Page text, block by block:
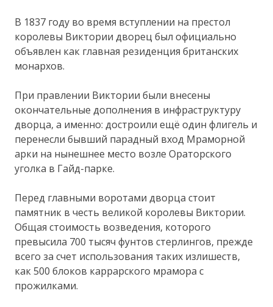
В 1837 году во время вступлении на престол
королевы Виктории дворец был официально
объявлен как главная резиденция британских
монархов.
При правлении Виктории были внесены
окончательные дополнения в инфраструктуру
дворца, а именно: достроили ещё один флигель и
перенесли бывший парадный вход Мраморной
арки на нынешнее место возле Ораторского
уголка в Гайд-парке.
Перед главными воротами дворца стоит
памятник в честь великой королевы Виктории.
Общая стоимость возведения, которого
превысила 700 тысяч фунтов стерлингов, прежде
всего за счет использования таких излишеств,
как 500 блоков каррарского мрамора с
прожилками.